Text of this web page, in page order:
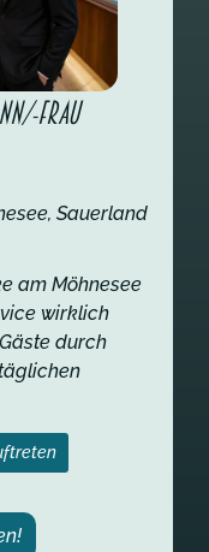
frau
Sauerland
am Möhnesee
wirklich
durch